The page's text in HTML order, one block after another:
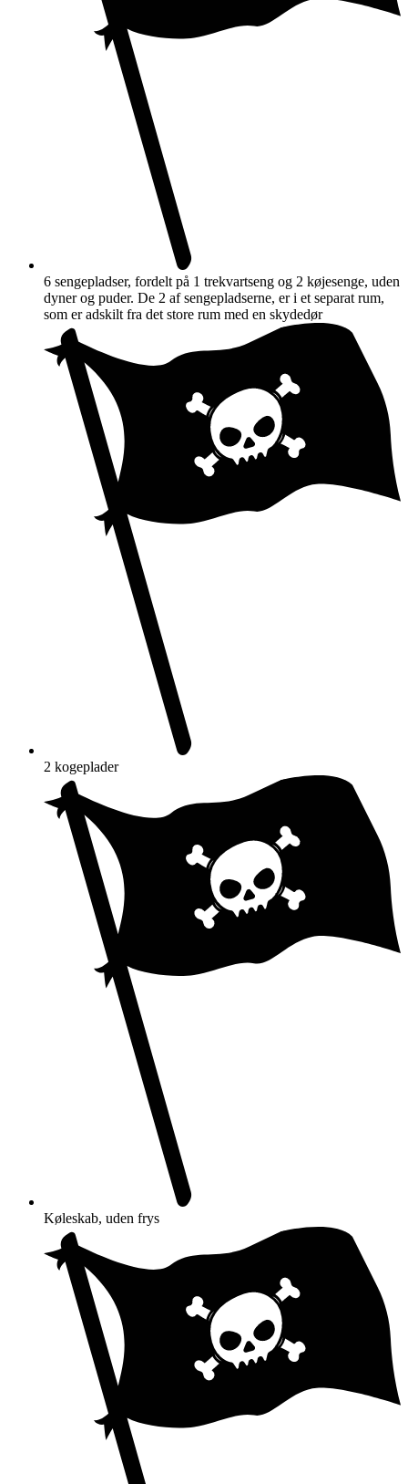
6 sengepladser, fordelt på 1 trekvartseng og 2 køjesenge, uden
dyner og puder. De 2 af sengepladserne, er i et separat rum,
som er adskilt fra det store rum med en skydedør
2 kogeplader
Køleskab, uden frys